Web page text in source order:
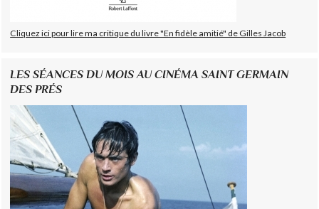
Cliquez ici pour lire ma critique du livre "En fidèle amitié" de Gilles Jacob
LES SÉANCES DU MOIS AU CINÉMA SAINT GERMAIN
DES PRÉS